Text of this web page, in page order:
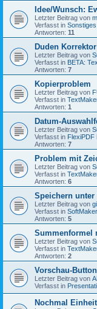
Idee/Wunsch:
Letzter Beitrag von
Verfasst in Sonstiges
Antworten: 11
Duden
Letzter Beitrag von
Verfasst in BETA:
Antworten: 7
Kopierproblem
Letzter Beitrag von
Verfasst in
Antworten: 1
Datum-
Letzter Beitrag von
Verfasst in FlexiPDF
Antworten: 7
Problem mit
Letzter Beitrag von
Verfasst in
Antworten: 6
Speichern
Letzter Beitrag von
Verfasst in
Antworten: 5
Summenformel
Letzter Beitrag von
Verfasst in
Antworten: 2
Vorschau-
Letzter Beitrag von
Verfasst in
Nochmal